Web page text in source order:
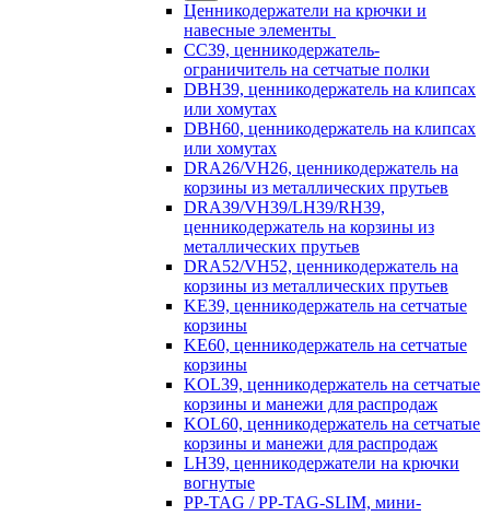
Ценникодержатели на крючки и
навесные элементы
CC39, ценникодержатель-
ограничитель на сетчатые полки
DBH39, ценникодержатель на клипсах
или хомутах
DBH60, ценникодержатель на клипсах
или хомутах
DRA26/VH26, ценникодержатель на
корзины из металлических прутьев
DRA39/VH39/LH39/RH39,
ценникодержатель на корзины из
металлических прутьев
DRA52/VH52, ценникодержатель на
корзины из металлических прутьев
KE39, ценникодержатель на сетчатые
корзины
KE60, ценникодержатель на сетчатые
корзины
KOL39, ценникодержатель на сетчатые
корзины и манежи для распродаж
KOL60, ценникодержатель на сетчатые
корзины и манежи для распродаж
LH39, ценникодержатели на крючки
вогнутые
PP-TAG / PP-TAG-SLIM, мини-